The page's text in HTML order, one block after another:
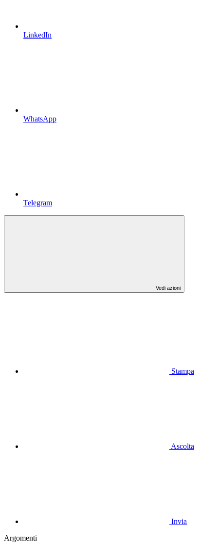
LinkedIn
WhatsApp
Telegram
Vedi azioni
Stampa
Ascolta
Invia
Argomenti